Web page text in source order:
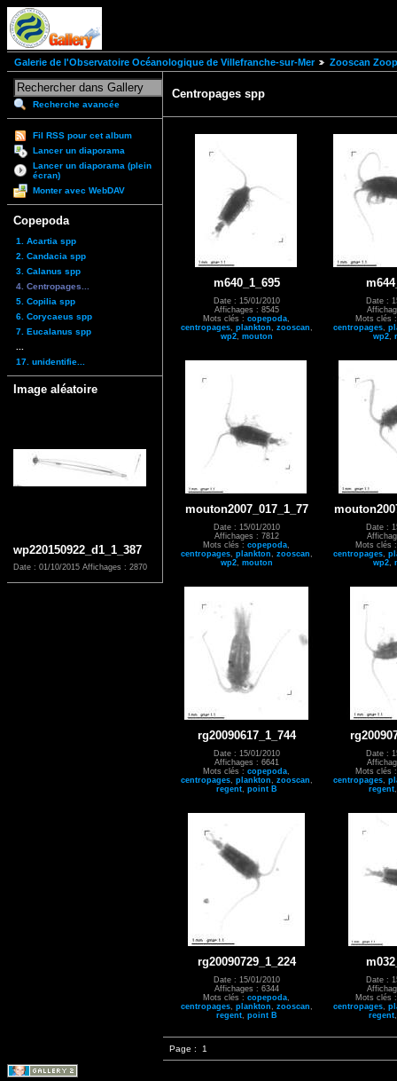
Galerie de l'Observatoire Océanologique de Villefranche-sur-Mer Zooscan
Recherche avancée
Fil RSS pour cet album
Lancer un diaporama
Lancer un diaporama (plein
écran)
Monter avec WebDAV
Copepoda
1. Acartia spp
2. Candacia spp
3. Calanus spp
4. Centropages...
5. Copilia spp
6. Corycaeus spp
7. Eucalanus spp
17. unidentifie...
Image aléatoire
wp220150922_d1_1_387
Date : 01/10/2015 Affichages : 2870
Centropages spp
m640_1_695
Date : 15/01/2010
Affichages : 8545
Mots clés : copepoda
centropages, plankton zooscan
wp2, mouton
Date :
Mots clés
centropages,
wp2,
mouton2007_017_1_77
Date : 15/01/2010
Affichages : 7812
Mots clés : copepoda
centropages, plankton zooscan
wp2, mouton
Date :
Mots clés
centropages,
wp2,
rg20090617_1_744
Date : 15/01/2010
Affichages : 6641
Mots clés : copepoda
centropages, plankton zooscan
regent, point B
Date :
Mots clés
centropages,
regent
rg20090729_1_224
Date : 15/01/2010
Affichages : 6344
Mots clés : copepoda
centropages, plankton zooscan
regent, point B
Date :
Mots clés
centropages,
regent
Page : 1